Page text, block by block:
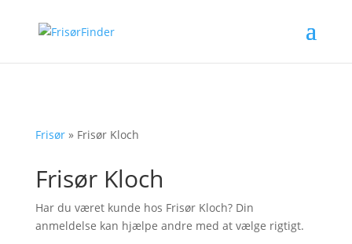
Frisør» Frisør Kloch
Frisør Kloch
Har du været kunde hos Frisør Kloch? Din
anmeldelse kan hjælpe andre med at vælge rigtigt.